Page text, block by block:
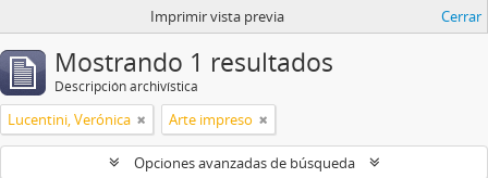
Imprimir vista previa Cerrar
Mostrando 1 resultados
Descripción archivística
Lucentini, Verónica Arte impreso
Opciones avanzadas de búsqueda